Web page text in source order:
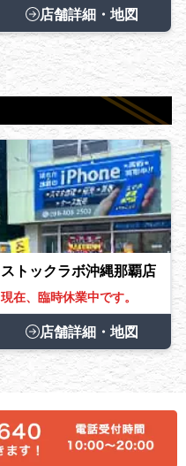
店舗詳細・地図
ストックラボ沖縄那覇店
現在、臨時休業中です。
店舗詳細・地図